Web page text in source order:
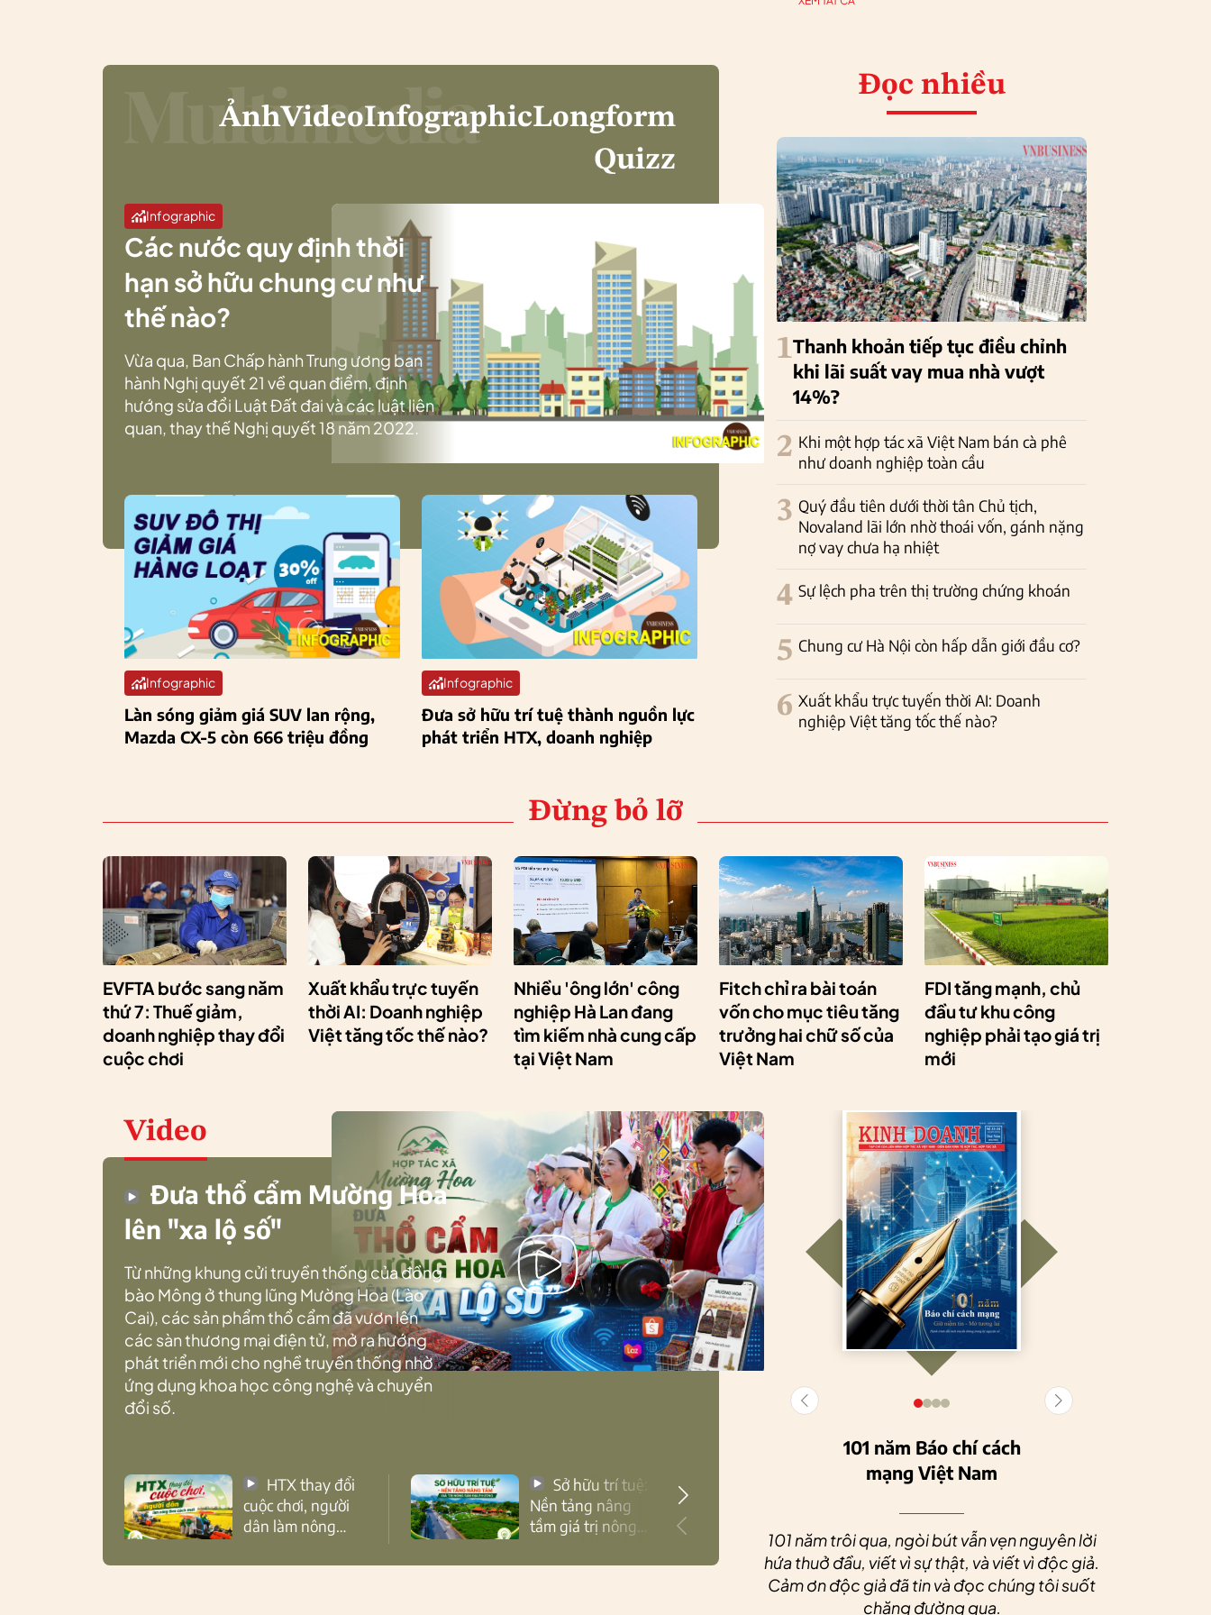
ẢnhVideoInfographicLongform
Quizz
Infographic
Các nước quy định thời
hạn sở hữu chung cư như
thế nào?
Vừa qua, Ban Chấp hành Trung ương ban
hành Nghị quyết 21 về quan điểm, định
hướng sửa đổi Luật Đất đai và các luật liên
quan, thay thế Nghị quyết 18 năm 2022.
Infographic
Làn sóng giảm giá SUV lan rộng,
Mazda CX-5 còn 666 triệu đồng
Infographic
Đưa sở hữu trí tuệ thành nguồn lực
phát triển HTX, doanh nghiệp
Đọc nhiều
1Thanh khoản tiếp tục điều chỉnh
khi lãi suất vay mua nhà vượt
14%?
2 Khi một hợp tác xã Việt Nam bán cà phê
như doanh nghiệp toàn cầu
3 Quý đầu tiên dưới thời tân Chủ tịch,
Novaland lãi lớn nhờ thoái vốn, gánh nặng
nợ vay chưa hạ nhiệt
4 Sự lệch pha trên thị trường chứng khoán
5 Chung cư Hà Nội còn hấp dẫn giới đầu cơ?
6 Xuất khẩu trực tuyến thời AI: Doanh
nghiệp Việt tăng tốc thế nào?
Đừng bỏ lỡ
EVFTA bước sang năm
thứ 7: Thuế giảm,
doanh nghiệp thay đổi
cuộc chơi
Xuất khẩu trực tuyến
thời AI: Doanh nghiệp
Việt tăng tốc thế nào?
Nhiều 'ông lớn' công
nghiệp Hà Lan đang
tìm kiếm nhà cung cấp
tại Việt Nam
Fitch chỉ ra bài toán
vốn cho mục tiêu tăng
trưởng hai chữ số của
Việt Nam
FDI tăng mạnh, chủ
đầu tư khu công
nghiệp phải tạo giá trị
mới
Video
Đưa thổ cẩm Mường Hoa
lên "xa lộ số"
Từ những khung cửi truyền thống của đồng
bào Mông ở thung lũng Mường Hoa (Lào
Cai), các sản phẩm thổ cẩm đã vươn lên
các sàn thương mại điện tử, mở ra hướng
phát triển mới cho nghề truyền thống nhờ
ứng dụng khoa học công nghệ và chuyển
đổi số.
cuộc chơi, người
dân làm nông
Nền tảng nâng
tầm giá trị nông
lực cho nông
nghiệp bền vững
101 năm Báo chí cách
mạng Việt Nam
101 năm trôi qua, ngòi bút vẫn vẹn nguyên lời
hứa thuở đầu, viết vì sự thật, và viết vì độc giả.
Cảm ơn độc giả đã tin và đọc chúng tôi suốt
chặng đường qua.